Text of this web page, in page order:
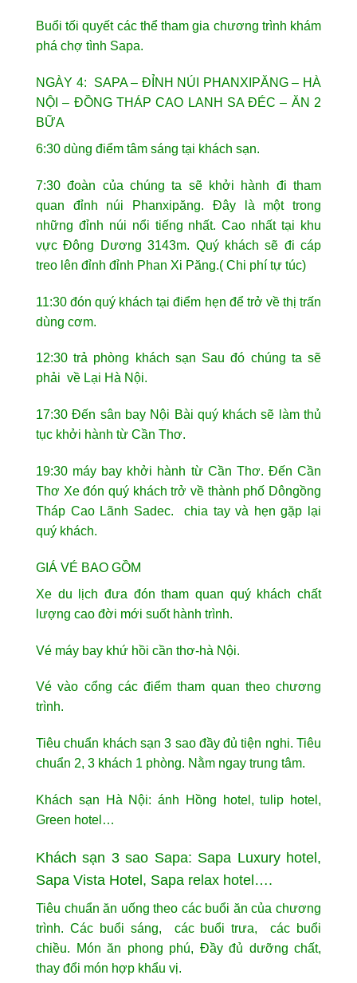
Buổi tối quyết các thể tham gia chương trình khám
phá chợ tình Sapa.
NGÀY 4: SAPA – ĐỈNH NÚI PHANXIPĂNG – HÀ
NỘI – ĐỒNG THÁP CAO LANH SA ĐÉC – ĂN 2
BỮA
6:30 dùng điểm tâm sáng tại khách sạn.
7:30 đoàn của chúng ta sẽ khởi hành đi tham
quan đỉnh núi Phanxipăng. Đây là một trong
những đỉnh núi nổi tiếng nhất. Cao nhất tại khu
vực Đông Dương 3143m. Quý khách sẽ đi cáp
treo lên đỉnh đỉnh Phan Xi Păng.( Chi phí tự túc)
11:30 đón quý khách tại điểm hẹn để trở về thị trấn
dùng cơm.
12:30 trả phòng khách sạn Sau đó chúng ta sẽ
phải về Lại Hà Nội.
17:30 Đến sân bay Nội Bài quý khách sẽ làm thủ
tục khởi hành từ Cần Thơ.
19:30 máy bay khởi hành từ Cần Thơ. Đến Cần
Thơ Xe đón quý khách trở về thành phố Dôngồng
Tháp Cao Lãnh Sadec. chia tay và hẹn gặp lại
quý khách.
GIÁ VÉ BAO GỒM
Xe du lịch đưa đón tham quan quý khách chất
lượng cao đời mới suốt hành trình.
Vé máy bay khứ hồi cần thơ-hà Nội.
Vé vào cổng các điểm tham quan theo chương
trình.
Tiêu chuẩn khách sạn 3 sao đầy đủ tiện nghi. Tiêu
chuẩn 2, 3 khách 1 phòng. Nằm ngay trung tâm.
Khách sạn Hà Nội: ánh Hồng hotel, tulip hotel,
Green hotel…
Khách sạn 3 sao Sapa: Sapa Luxury hotel,
Sapa Vista Hotel, Sapa relax hotel….
Tiêu chuẩn ăn uống theo các buổi ăn của chương
trình. Các buổi sáng, các buổi trưa, các buổi
chiều. Món ăn phong phú, Đầy đủ dưỡng chất,
thay đổi món hợp khẩu vị.